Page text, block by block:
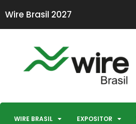
Wire Brasil 2027
WIRE BRASIL EXPOSITOR